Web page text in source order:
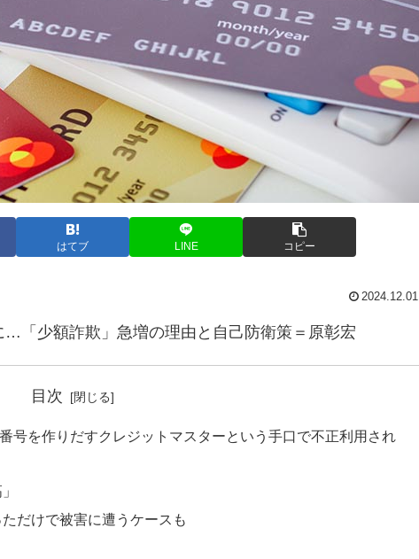
はてブ LINE コピー
2024.12.01
「少額詐欺」急増の理由と自己防衛策＝原彰宏
目次
号を作りだすクレジットマスターという手口で不正利用され
だけで被害に遭うケースも